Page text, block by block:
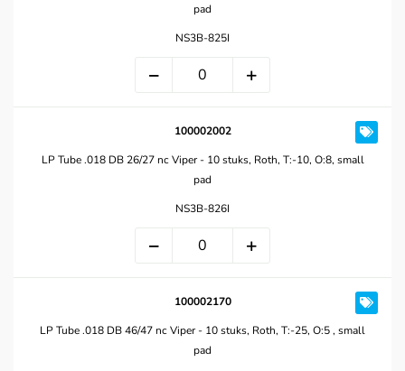
pad
NS3B-825I
100002002
LP Tube .018 DB 26/27 nc Viper - 10 stuks, Roth, T:-10, O:8, small
pad
NS3B-826I
100002170
LP Tube .018 DB 46/47 nc Viper - 10 stuks, Roth, T:-25, O:5 , small
pad